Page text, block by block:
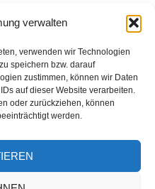
verwalten
verwenden wir Technologien
speichern bzw. darauf
zustimmen, können wir Daten
auf dieser Website verarbeiten.
oder zurückziehen, können
werden.